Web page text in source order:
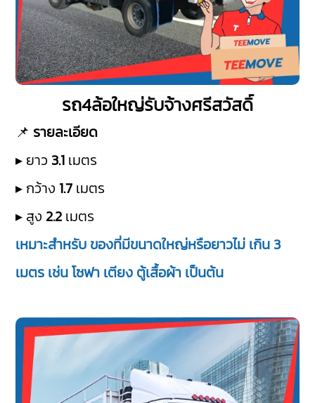
รถ4ล้อใหญ่รับจ้างศรีสวัสดิ์
📌 รายละเอียด
▸ ยาว 3.1 เมตร
▸ กว้าง 1.7 เมตร
▸ สูง 2.2 เมตร
เหมาะสำหรับ ของที่มีขนาดใหญ่หรือยาวไม่ เกิน 3
เมตร เช่น โซฟา เตียง ตู้เสื้อผ้า เป็นต้น